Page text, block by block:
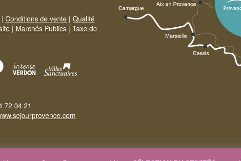
| Conditions de vente | Qualité
| Marchés Publics | Taxe de
72 04 21